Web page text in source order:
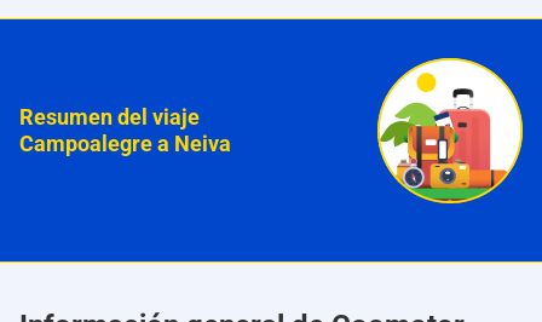
Resumen del viaje
Campoalegre a Neiva